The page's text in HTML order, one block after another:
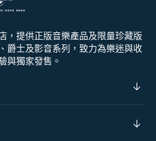
，提供正版音樂產品及限量珍藏版
爵士及影音系列，致力為樂迷與收
與獨家發售。